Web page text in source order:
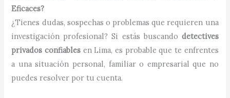
Eficaces?
¿Tienes dudas, sospechas o problemas que requieren una
investigación profesional? Si estás buscando detectives
privados confiables en Lima, es probable que te enfrentes
a una situación personal, familiar o empresarial que no
puedes resolver por tu cuenta.